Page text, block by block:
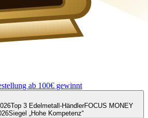
ab 100€ gewinnt
Top 3 Edelmetall-HändlerFOCUS MONEY
Siegel „Hohe Kompetenz“